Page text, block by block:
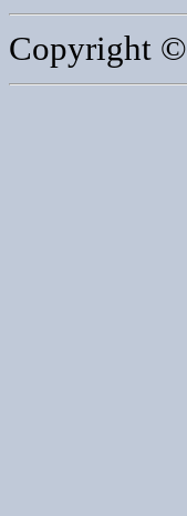
Copyright ©